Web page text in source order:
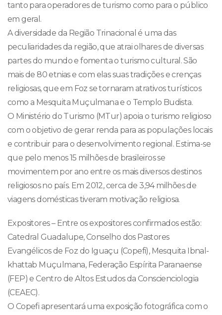
tanto para operadores de turismo como para o público
em geral.
A diversidade da Região Trinacional é uma das
peculiaridades da região, que atrai olhares de diversas
partes do mundo e fomenta o turismo cultural. São
mais de 80 etnias e com elas suas tradições e crenças
religiosas, que em Foz se tornaram atrativos turísticos
como a Mesquita Muçulmana e o Templo Budista.
O Ministério do Turismo (MTur) apoia o turismo religioso
com o objetivo de gerar renda para as populações locais
e contribuir para o desenvolvimento regional. Estima-se
que pelo menos 15 milhões de brasileiros se
movimentem por ano entre os mais diversos destinos
religiosos no país. Em 2012, cerca de 3,94 milhões de
viagens domésticas tiveram motivação religiosa.
Expositores – Entre os expositores confirmados estão:
Catedral Guadalupe, Conselho dos Pastores
Evangélicos de Foz do Iguaçu (Copefi), Mesquita Ibnal-
khattab Muçulmana, Federação Espírita Paranaense
(FEP) e Centro de Altos Estudos da Conscienciologia
(CEAEC).
O Copefi apresentará uma exposição fotográfica com o